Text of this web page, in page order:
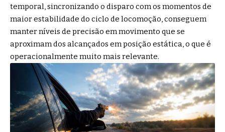
temporal, sincronizando o disparo com os momentos de
maior estabilidade do ciclo de locomoção, conseguem
manter níveis de precisão em movimento que se
aproximam dos alcançados em posição estática, o que é
operacionalmente muito mais relevante.